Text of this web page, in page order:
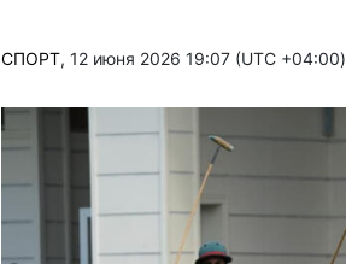
СПОРТ, 12 июня 2026 19:07 (UTC +04:00)